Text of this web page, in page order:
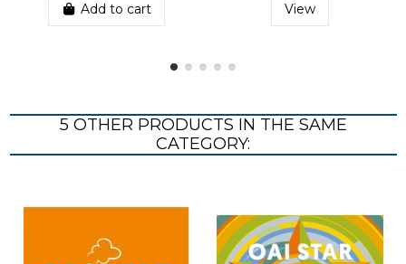
Add to cart View
5 OTHER PRODUCTS IN THE SAME
CATEGORY: